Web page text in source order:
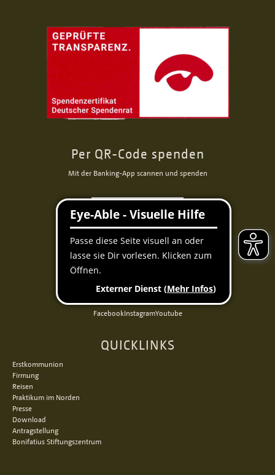
Per QR-Code spenden
Mit der Banking-App scannen und spenden
FacebookInstagramYoutube
QUICKLINKS
Erstkommunion
Firmung
Reisen
Praktikum im Norden
Presse
Download
Antragstellung
Bonifatius Stiftungszentrum